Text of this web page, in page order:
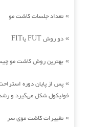
» تعداد جلسات کاشت مو
» دو روش FUT یاFIT
» بهترین روش کاشت مو
» پس از پایان دوره
فولیکول شکل می‌گیرد و
» تغییرات کاشت موی سر